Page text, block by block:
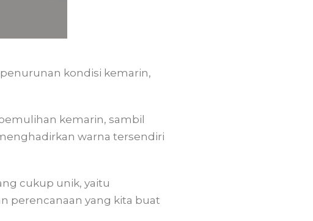
kondisi kemarin,
kemarin, sambil
warna tersendiri
cukup unik, yaitu
perencanaan yang kita buat